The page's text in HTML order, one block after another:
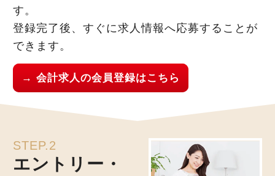
す。
登録完了後、すぐに求人情報へ応募することが
できます。
→ 会計求人の会員登録はこちら
STEP.2
エントリー・